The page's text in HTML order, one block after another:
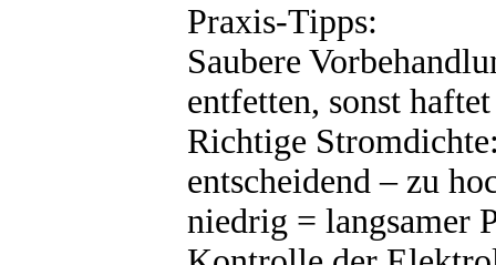
Praxis-Tipps:
Saubere
entfetten, sonst
Richtige
entscheidend – zu
niedrig = langsamer